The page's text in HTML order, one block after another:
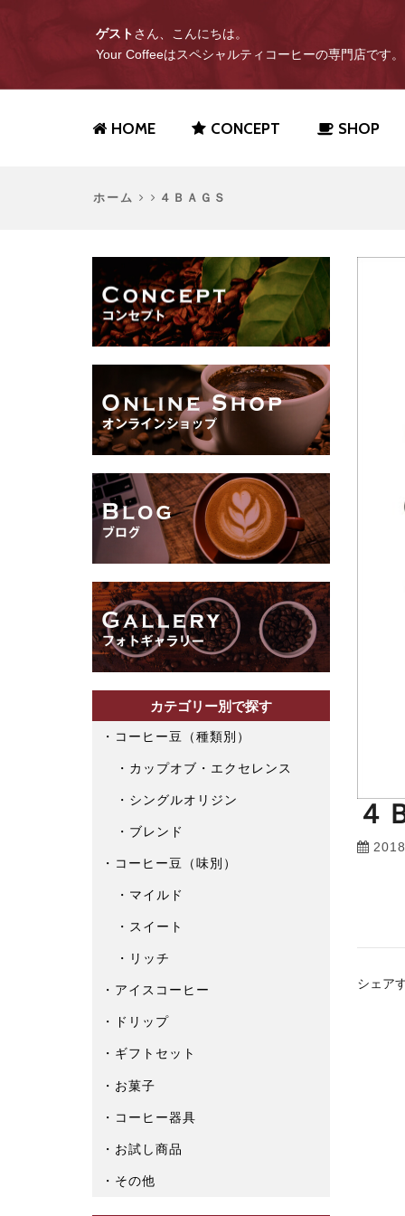
ゲストさん、こんにちは。
Your Coffeeはスペシャルティコーヒーの専門店です。
HOME CONCEPT SHOP
ホーム ４ＢＡＧＳ
４
シェア
カテゴリー別で探す
コーヒー豆（種類別）
カップオブ・エクセレンス
シングルオリジン
ブレンド
コーヒー豆（味別）
マイルド
スイート
リッチ
アイスコーヒー
ドリップ
ギフトセット
お菓子
コーヒー器具
お試し商品
その他